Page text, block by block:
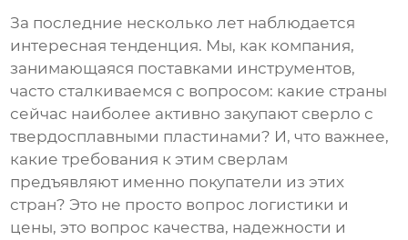
За последние несколько лет наблюдается
интересная тенденция. Мы, как компания,
занимающаяся поставками инструментов,
часто сталкиваемся с вопросом: какие страны
сейчас наиболее активно закупают сверло с
твердосплавными пластинами? И, что важнее,
какие требования к этим сверлам
предъявляют именно покупатели из этих
стран? Это не просто вопрос логистики и
цены, это вопрос качества, надежности и